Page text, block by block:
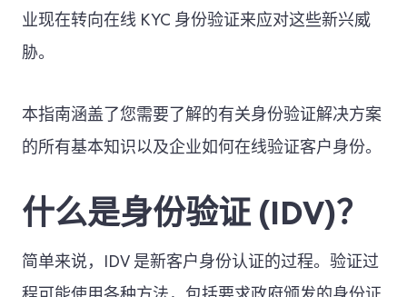
业现在转向在线 KYC 身份验证来应对这些新兴威
胁。
本指南涵盖了您需要了解的有关身份验证解决方案
的所有基本知识以及企业如何在线验证客户身份。
什么是身份验证 (IDV)？
简单来说，IDV 是新客户身份认证的过程。验证过